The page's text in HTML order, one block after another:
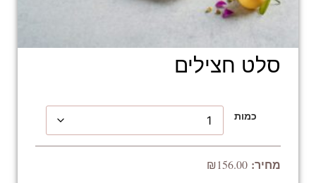
סלט חצילים
כמות
₪156.00